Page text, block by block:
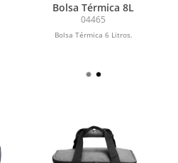
Bolsa Térmica 8L
04465
Bolsa Térmica 6 Litros.